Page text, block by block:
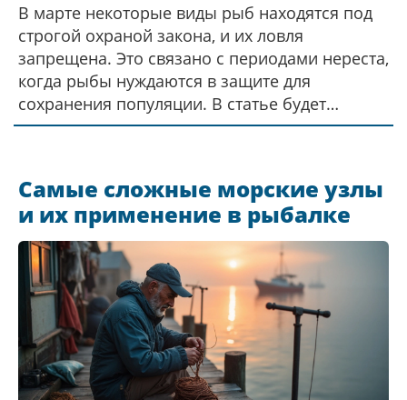
В марте некоторые виды рыб находятся под
строгой охраной закона, и их ловля
запрещена. Это связано с периодами нереста,
когда рыбы нуждаются в защите для
сохранения популяции. В статье будет
рассмотрено, какие виды нельзя ловить в
правилам. Читателям будут предложены
советы по безопасному и законному
рыболовству в это время года.
Самые сложные морские узлы
и их применение в рыбалке